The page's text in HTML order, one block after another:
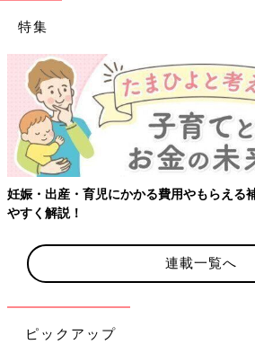
View this post on
特集
妊娠・出産・育児にかかる費用やもらえる
やすく解説！
連載一覧へ
ピックアップ